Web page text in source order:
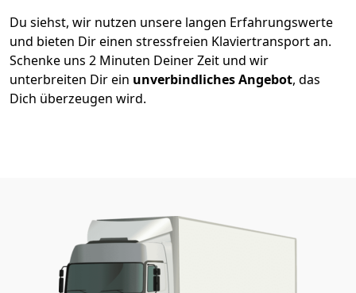
Du siehst, wir nutzen unsere langen Erfahrungswerte
und bieten Dir einen stressfreien Klaviertransport an.
Schenke uns 2 Minuten Deiner Zeit und wir
unterbreiten Dir ein unverbindliches Angebot, das
Dich überzeugen wird.